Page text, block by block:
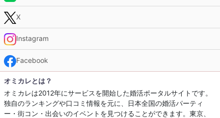
X
Instagram
Facebook
オミカレとは？
オミカレは2012年にサービスを開始した婚活ポータルサイトです。
独自のランキングや口コミ情報を元に、日本全国の婚活パーティ
ー・街コン・出会いのイベントを見つけることができます。東京、